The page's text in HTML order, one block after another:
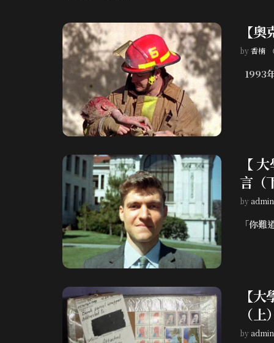
【
by香楠
1993
【
言（
by admin
「你
【
（上
by admin